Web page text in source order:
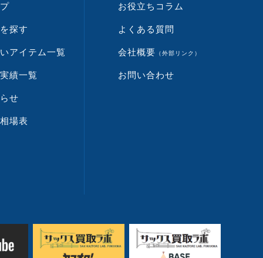
探す
アイテム一覧
績一覧
せ
場表
お役立ちコラム
よくある質問
会社概要 （外部リンク）
お問い合わせ